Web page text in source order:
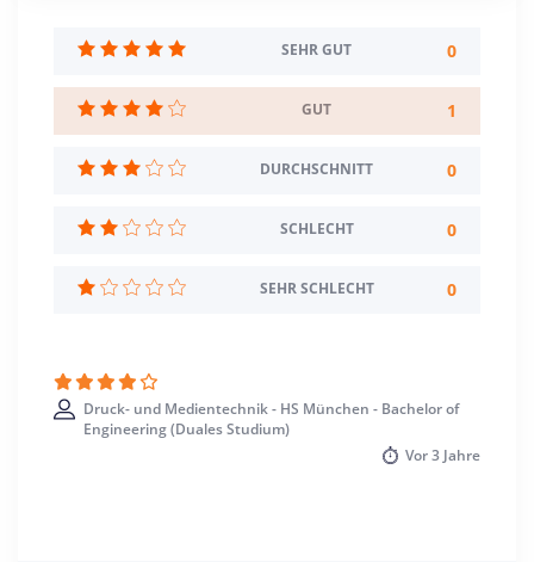
Regelstudienzeit
7 Semester
Sprache
Wintersemester
SEHR GUT 0
GUT 1
DURCHSCHNITT 0
SCHLECHT 0
SEHR SCHLECHT 0
Druck- und Medientechnik - HS München - Bachelor of
Engineering (Duales Studium)
Vor3 Jahre